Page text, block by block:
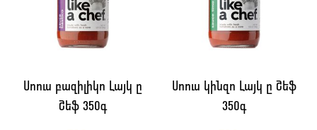
Սոուս բազիլիկո Լայկ ը
Շեֆ 350գ
Սոուս կինզո Լայկ ը Շեֆ
350գ